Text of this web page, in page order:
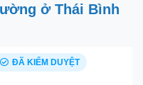
ở Thái Bình
ĐÃ KIỂM DUYỆT